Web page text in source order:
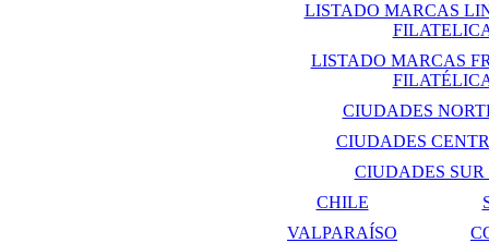
LISTADO MARCAS
LISTADO MARCAS
CIUDADES
CIUDADES
CIUDADES
CHILE
VALPARAÍSO